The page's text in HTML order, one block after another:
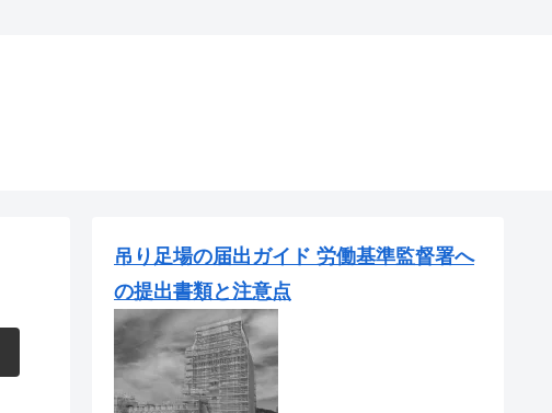
吊り足場の届出ガイド 労働基準監督署へ
の提出書類と注意点